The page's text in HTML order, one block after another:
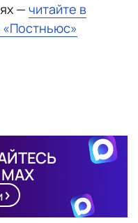
— читайте в
«Постньюс»